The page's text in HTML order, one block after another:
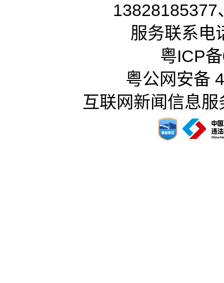
13828185377
服务联系电
粤ICP
粤公网安备
互联网新闻信息